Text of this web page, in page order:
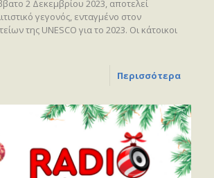
2 Δεκεμβρίου 2023, αποτελεί
γεγονός, ενταγμένο στον
της UNESCO για το 2023. Οι κάτοικοι
Περισσότερα